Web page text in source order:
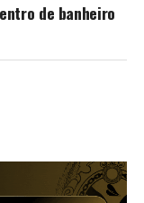
de banheiro